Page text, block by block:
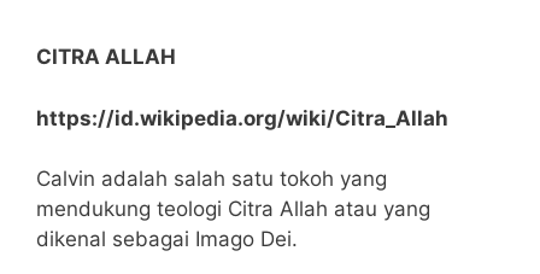
CITRA ALLAH
https://id.wikipedia.org/wiki/Citra_Allah
Calvin adalah salah satu tokoh yang
mendukung teologi Citra Allah atau yang
dikenal sebagai Imago Dei.